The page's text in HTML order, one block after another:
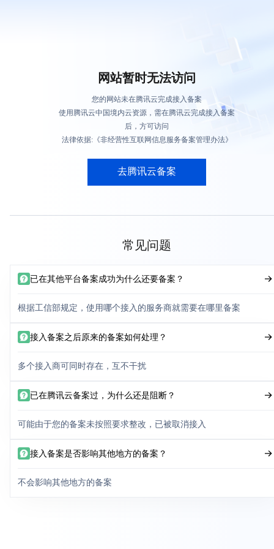
网站暂时无法访问
您的网站未在腾讯云完成接入备案
使用腾讯云中国境内云资源，需在腾讯云完成接入备案
后，方可访问
法律依据:《非经营性互联网信息服务备案管理办法》
去腾讯云备案
常见问题
已在其他平台备案成功为什么还要备案？
根据工信部规定，使用哪个接入的服务商就需要在哪里备案
接入备案之后原来的备案如何处理？
多个接入商可同时存在，互不干扰
已在腾讯云备案过，为什么还是阻断？
可能由于您的备案未按照要求整改，已被取消接入
接入备案是否影响其他地方的备案？
不会影响其他地方的备案